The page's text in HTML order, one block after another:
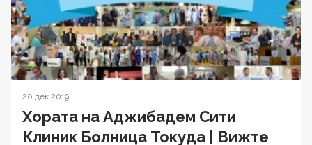
20 дек 2019
Хората на Аджибадем Сити
Клиник Болница Токуда | Вижте